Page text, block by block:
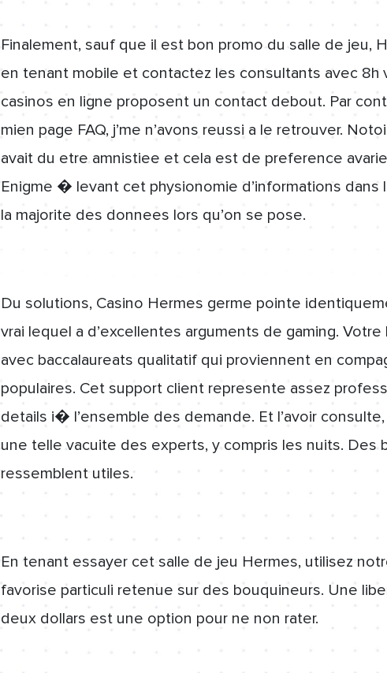
Finalement, sauf que il est bon promo du salle de jeu,
en tenant mobile et contactez les consultants avec 8h
casinos en ligne proposent un contact debout. Par
mien page FAQ, j’me n’avons reussi a le retrouver.
avait du etre amnistiee et cela est de preference
Enigme � levant cet physionomie d’informations dans
la majorite des donnees lors qu’on se pose.
Du solutions, Casino Hermes germe pointe
vrai lequel a d’excellentes arguments de gaming.
avec baccalaureats qualitatif qui proviennent en
populaires. Cet support client represente assez
details i� l’ensemble des demande. Et l’avoir
une telle vacuite des experts, y compris les nuits. Des
ressemblent utiles.
En tenant essayer cet salle de jeu Hermes, utilisez
favorise particuli retenue sur des bouquineurs. Une
deux dollars est une option pour ne non rater.